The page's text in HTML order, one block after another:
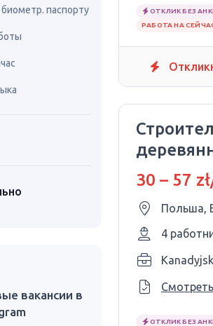
паспорту
вакансии в
ОТКЛИК БЕЗ
РАБОТА НА
30 – 57
Польша,
4
ОТКЛИК БЕЗ